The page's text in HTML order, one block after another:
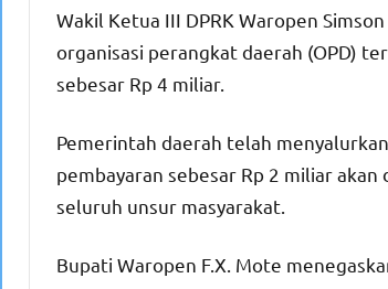
Wakil Ketua III DPRK Waropen
organisasi perangkat daerah (OPD)
sebesar Rp 4 miliar.
Pemerintah daerah telah
pembayaran sebesar Rp 2 miliar
seluruh unsur masyarakat.
Bupati Waropen F.X. Mote